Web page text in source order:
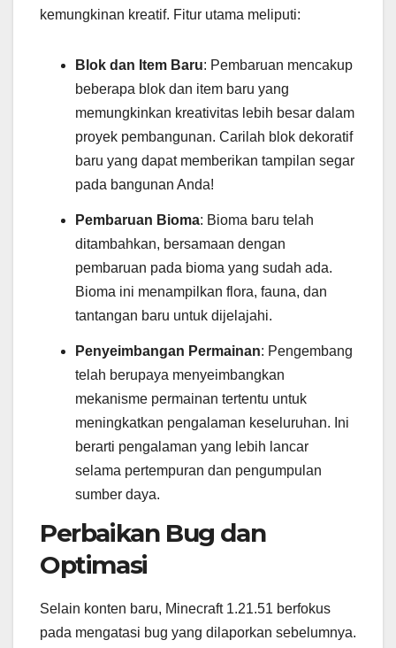
kemungkinan kreatif. Fitur utama meliputi:
Blok dan Item Baru: Pembaruan mencakup
beberapa blok dan item baru yang
memungkinkan kreativitas lebih besar dalam
proyek pembangunan. Carilah blok dekoratif
baru yang dapat memberikan tampilan segar
pada bangunan Anda!
Pembaruan Bioma: Bioma baru telah
ditambahkan, bersamaan dengan
pembaruan pada bioma yang sudah ada.
Bioma ini menampilkan flora, fauna, dan
tantangan baru untuk dijelajahi.
Penyeimbangan Permainan: Pengembang
telah berupaya menyeimbangkan
mekanisme permainan tertentu untuk
meningkatkan pengalaman keseluruhan. Ini
berarti pengalaman yang lebih lancar
selama pertempuran dan pengumpulan
sumber daya.
Perbaikan Bug dan
Optimasi
Selain konten baru, Minecraft 1.21.51 berfokus
pada mengatasi bug yang dilaporkan sebelumnya.